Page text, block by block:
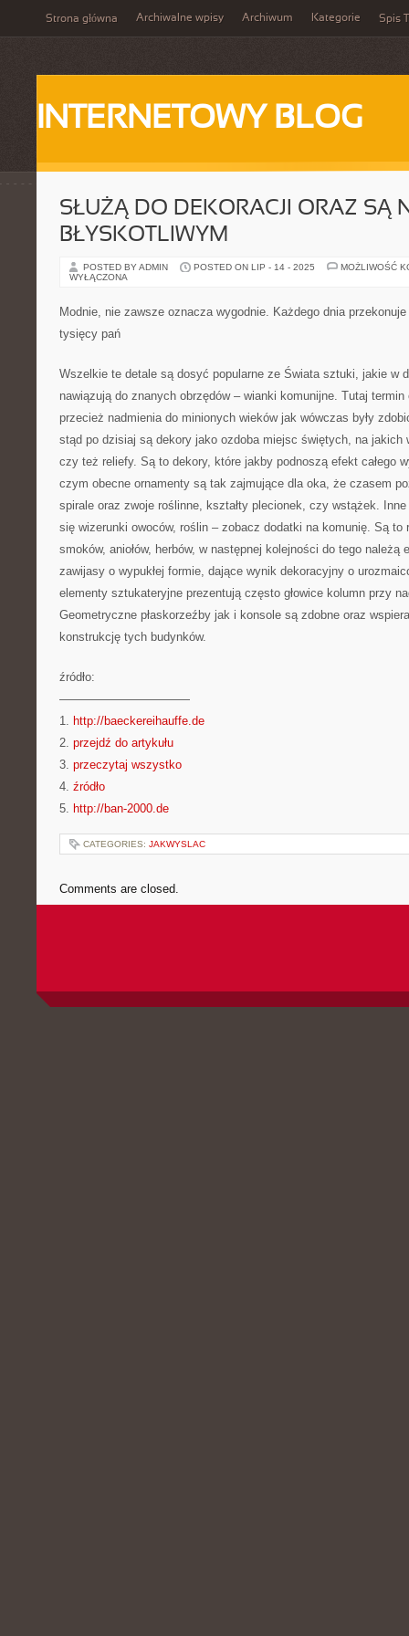
Strona główna Archiwalne wpisy Archiwum Kategorie Spis
INTERNETOWY BLOG
SŁUŻĄ DO DEKORACJI ORAZ SĄ
BŁYSKOTLIWYM
POSTED BY ADMIN POSTED ON LIP - 14 - 2025
MOŻLIWOŚĆ
WYŁĄCZONA
Modnie, nie zawsze oznacza wygodnie. Każdego dnia
tysięcy pań
Wszelkie te detale są dosyć popularne ze Świata sztuki, jakie w
nawiązują do znanych obrzędów – wianki komunijne. Tutaj termin
przecież nadmienia do minionych wieków jak wówczas były
stąd po dzisiaj są dekory jako ozdoba miejsc świętych, na jakich
czy też reliefy. Są to dekory, które jakby podnoszą efekt całego
czym obecne ornamenty są tak zajmujące dla oka, że czasem
spirale oraz zwoje roślinne, kształty plecionek, czy wstążek.
się wizerunki owoców, roślin – zobacz dodatki na komunię. Są to
smoków, aniołów, herbów, w następnej kolejności do tego należą
zawijasy o wypukłej formie, dające wynik dekoracyjny o
elementy sztukateryjne prezentują często głowice kolumn przy
Geometryczne płaskorzeźby jak i konsole są zdobne oraz
konstrukcję tych budynków.
źródło:
———————————
1. http://baeckereihauffe.de
2. przejdź do artykułu
3. przeczytaj wszystko
4. źródło
5. http://ban-2000.de
CATEGORIES: JAKWYSLAC
Comments are closed.